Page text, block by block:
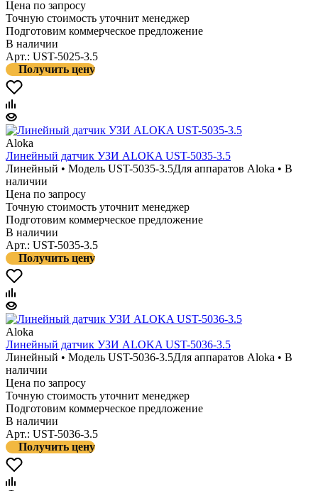
Цена по запросу
Точную стоимость уточнит менеджер
Подготовим коммерческое предложение
В наличии
Арт.: UST-5025-3.5
Получить цену
Aloka
Линейный датчик УЗИ ALOKA UST-5035-3.5
Линейный • Модель UST-5035-3.5Для аппаратов Aloka • В
наличии
Цена по запросу
Точную стоимость уточнит менеджер
Подготовим коммерческое предложение
В наличии
Арт.: UST-5035-3.5
Получить цену
Aloka
Линейный датчик УЗИ ALOKA UST-5036-3.5
Линейный • Модель UST-5036-3.5Для аппаратов Aloka • В
наличии
Цена по запросу
Точную стоимость уточнит менеджер
Подготовим коммерческое предложение
В наличии
Арт.: UST-5036-3.5
Получить цену